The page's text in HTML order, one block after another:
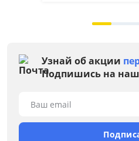
Узнай об акции
Подпишись на
Ваш email